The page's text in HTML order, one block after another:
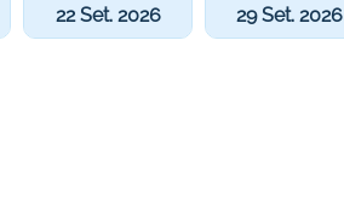
22 Set. 2026 29 Set. 2026